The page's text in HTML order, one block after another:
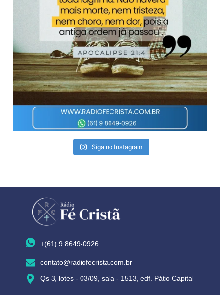
Siga no Instagram
+(61) 9 8649-0926
contato@radiofecrista.com.br
Qs 3, lotes - 03/09, sala - 1513, edf. Pátio Capital